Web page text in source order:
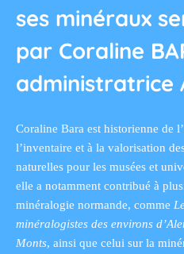
ses minéraux
par Coraline
administratrice
Coraline Bara est historienne de
l’inventaire et à la valorisation
naturelles pour les musées et
elle a notamment contribué à
minéralogie normande, comme
minéralogistes des environs
Monts, ainsi que celui sur la